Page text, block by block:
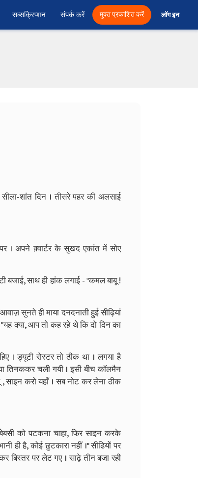
सब्सक्रिप्शन संपर्क करें मुक्त प्रकाशित करें लॉग इन
शांत दिन । तीसरे पहर की अलसाई
। अपने क़्वार्टर के सुखद एकांत में सोए
बजाई, साथ ही हांक लगाई - "कमल बाबू !
सुनते ही माया दनदनाती हुई सीढ़ियां
क्या, आप तो कह रहे थे कि दो दिन का
। ड्यूटी रोस्टर तो ठीक था । लगया है
तिनककर चली गयी । इसी बीच कॉलमैन
साइन करो यहाँ । सब नोट कर लेना ठीक
को पटकना चाहा, फिर साइन करके
ही है, कोई छुटकारा नहीं ।" सीढियों पर
पर लेट गए । साढ़े तीन बजा रही